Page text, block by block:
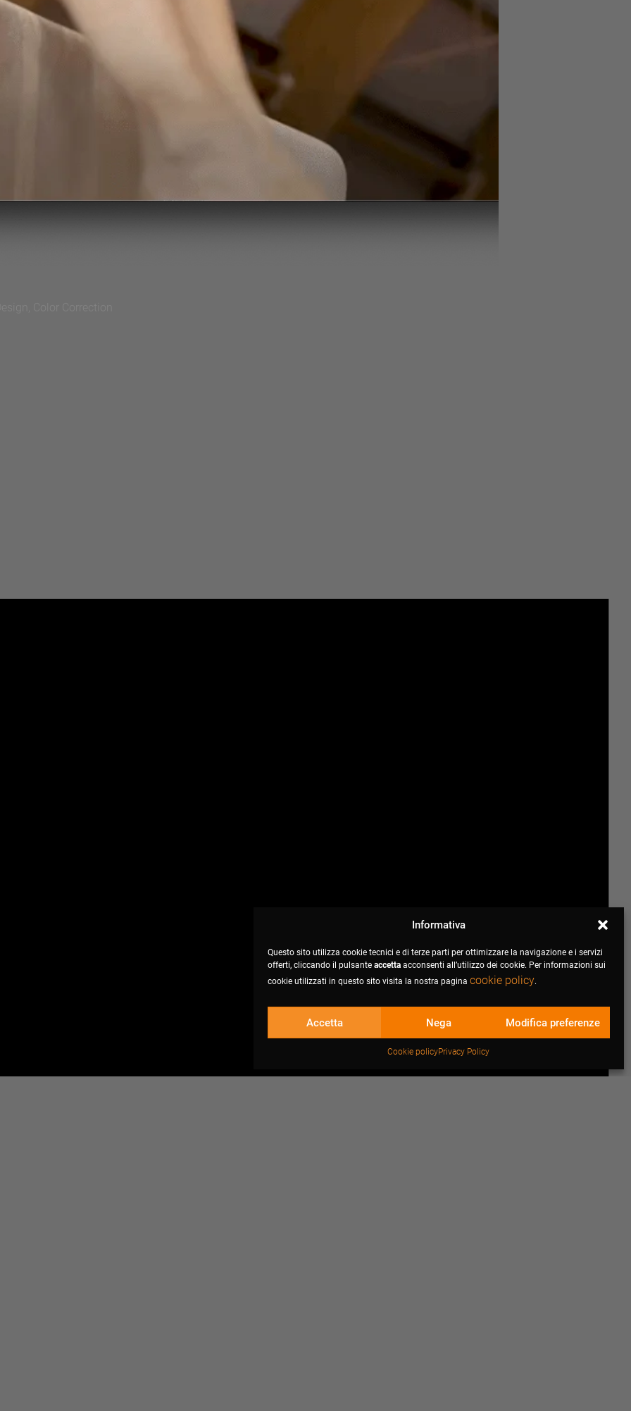
Informativa
Questo sito utilizza cookie tecnici e di terze parti per ottimizzare la navigazione e i servizi
offerti, cliccando il pulsante accetta acconsenti all’utilizzo dei cookie. Per informazioni sui
cookie utilizzati in questo sito visita la nostra pagina cookie policy.
Accetta Nega Modifica preferenze
Cookie policyPrivacy Policy